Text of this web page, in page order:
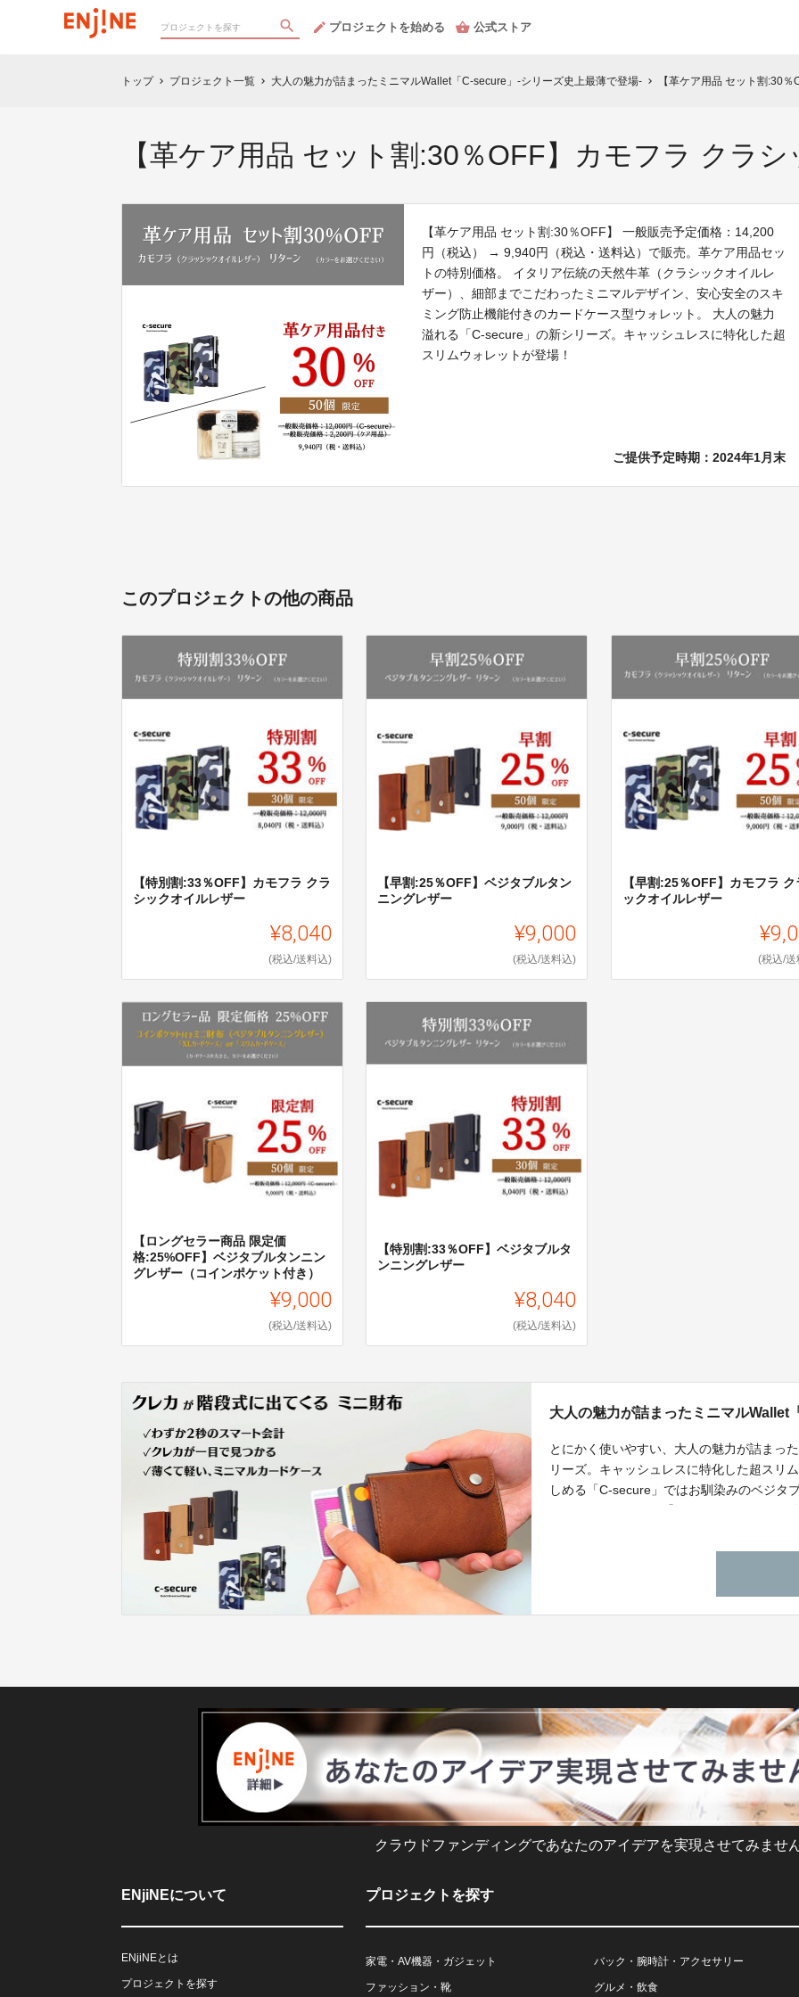
プロジェクトを始める 公式ストア
トップ chevron_right プロジェクト一覧 chevron_right 大人の魅力が詰まったミニマルWallet「C-secure」-シリーズ史上最薄で登場- chevron_right 【革ケア用品 セット割:30
【革ケア用品 セット割:30％OFF】カモフラ クラ
【革ケア用品 セット割:30％OFF】 一般販売予定価格：14,200
円（税込） → 9,940円（税込・送料込）で販売。革ケア用品セッ
トの特別価格。 イタリア伝統の天然牛革（クラシックオイルレ
ザー）、細部までこだわったミニマルデザイン、安心安全のスキ
ミング防止機能付きのカードケース型ウォレット。 大人の魅力
溢れる「C-secure」の新シリーズ。キャッシュレスに特化した超
スリムウォレットが登場！
ご提供予定時期：2024年1月末
このプロジェクトの他の商品
【特別割:33％OFF】カモフラ クラ
シックオイルレザー
¥8,040
(税込/送料込)
【早割:25％OFF】ベジタブルタン
ニングレザー
¥9,000
(税込/送料込)
【早割:25％OFF】カモフラ ク
ックオイルレザー
(税込/送
【ロングセラー商品 限定価
格:25%OFF】ベジタブルタンニン
グレザー（コインポケット付き）
¥9,000
(税込/送料込)
【特別割:33％OFF】ベジタブルタ
ンニングレザー
¥8,040
(税込/送料込)
大人の魅力が詰まったミニマル
とにかく使いやすい、大人の魅力が詰まっ
リーズ。キャッシュレスに特化した超スリ
しめる「C-secure」ではお馴染みのベジタ
クラウドファンディングであなたのアイデアを実現させてみませ
ENjiNEについて
ENjiNEとは
プロジェクトを探す
プロジェクトを探す
家電・AV機器・ガジェット バック・腕時計・アクセサリー
ファッション・靴 グルメ・飲食